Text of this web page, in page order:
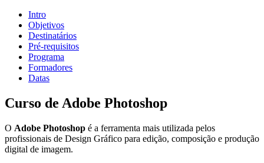
Intro
Objetivos
Destinatários
Pré-requisitos
Programa
Formadores
Datas
Curso de Adobe Photoshop
O Adobe Photoshop é a ferramenta mais utilizada pelos
profissionais de Design Gráfico para edição, composição e produção
digital de imagem.